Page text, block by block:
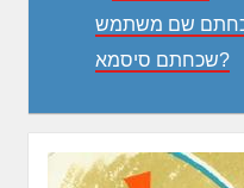
שכחתם סיסמא?